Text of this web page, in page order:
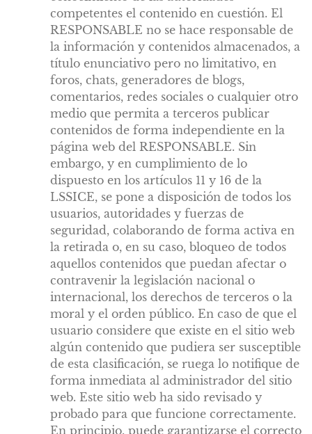
competentes el contenido en cuestión. El
RESPONSABLE no se hace responsable de
la información y contenidos almacenados, a
título enunciativo pero no limitativo, en
foros, chats, generadores de blogs,
comentarios, redes sociales o cualquier otro
medio que permita a terceros publicar
contenidos de forma independiente en la
página web del RESPONSABLE. Sin
embargo, y en cumplimiento de lo
dispuesto en los artículos 11 y 16 de la
LSSICE, se pone a disposición de todos los
usuarios, autoridades y fuerzas de
seguridad, colaborando de forma activa en
la retirada o, en su caso, bloqueo de todos
aquellos contenidos que puedan afectar o
contravenir la legislación nacional o
internacional, los derechos de terceros o la
moral y el orden público. En caso de que el
usuario considere que existe en el sitio web
algún contenido que pudiera ser susceptible
de esta clasificación, se ruega lo notifique de
forma inmediata al administrador del sitio
web. Este sitio web ha sido revisado y
probado para que funcione correctamente.
En principio, puede garantizarse el correcto